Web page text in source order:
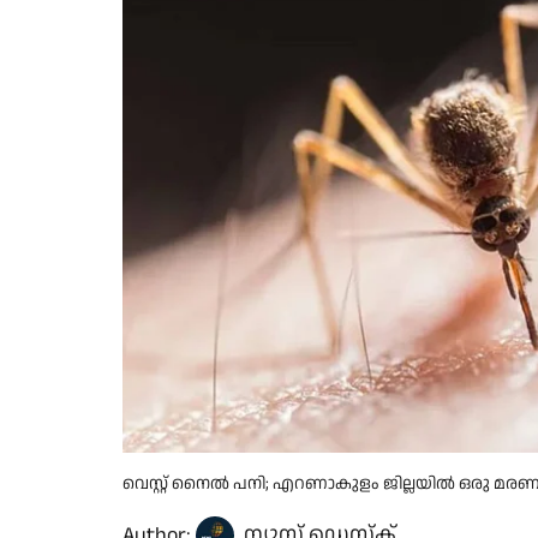
വെസ്റ്റ് നൈൽ പനി; എറണാകുളം ജില്ലയിൽ ഒരു